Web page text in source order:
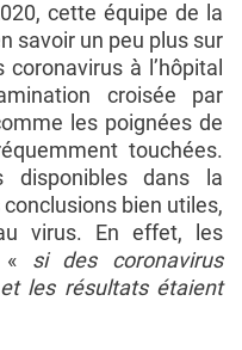
cette équipe de la
savoir un peu plus sur
à l’hôpital
croisée par
les poignées de
touchées.
disponibles dans la
bien utiles,
virus. En effet, les
« si des coronavirus
les résultats étaient